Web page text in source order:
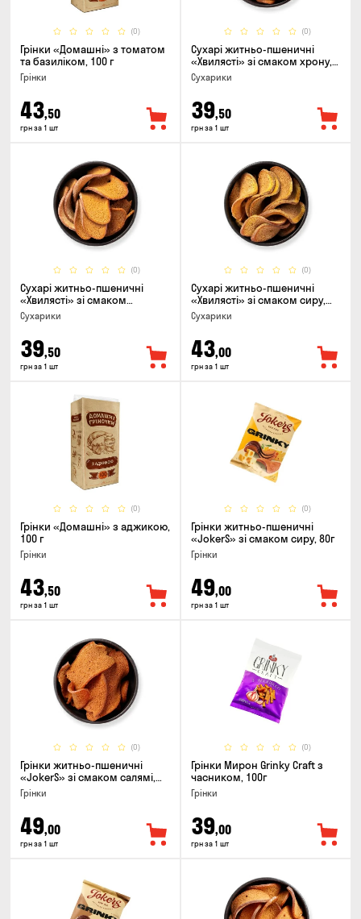
(0)
Грінки «Домашні» з томатом
та базиліком, 100 г
Грінки
43,50
грн за 1 шт
(0)
Сухарі житньо-пшеничні
«Хвилясті» зі смаком хрону,
75г
Сухарики
39,50
грн за 1 шт
(0)
Сухарі житньо-пшеничні
«Хвилясті» зі смаком
часнику, 75г
Сухарики
39,50
грн за 1 шт
(0)
Сухарі житньо-пшеничні
«Хвилясті» зі смаком сиру,
75г
Сухарики
43,00
грн за 1 шт
(0)
Грінки «Домашні» з аджикою,
100 г
Грінки
43,50
грн за 1 шт
(0)
Грінки житньо-пшеничні
«JokerS» зі смаком сиру, 80г
Грінки
49,00
грн за 1 шт
(0)
Грінки житньо-пшеничні
«JokerS» зі смаком салямі,
80г
Грінки
49,00
грн за 1 шт
(0)
Грінки Мирон Grinky Craft з
часником, 100г
Грінки
39,00
грн за 1 шт